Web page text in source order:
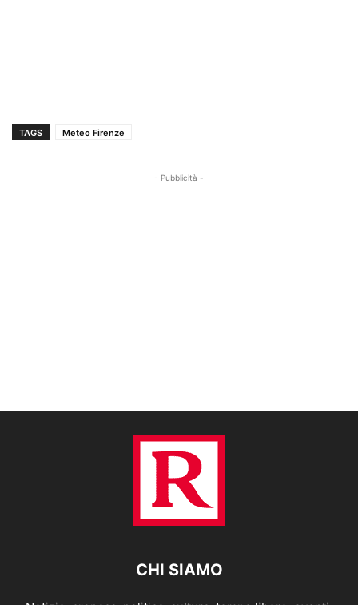
TAGS Meteo Firenze
- Pubblicità -
CHI SIAMO